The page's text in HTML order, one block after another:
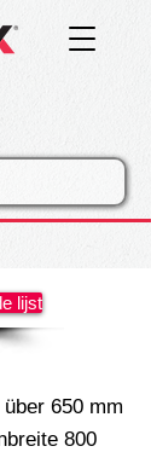
lijst
650 mm
800